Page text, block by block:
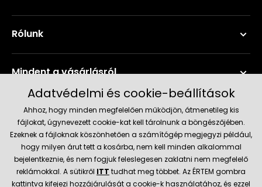
Rólunk
Mindent a vásárlásról
Szerviz és támogatás
Aktuális információk
Adatvédelmi és cookie-beállítások
Ahhoz, hogy minden megfelelően működjön, átmenetileg kis
fájlokat, úgynevezett cookie-kat kell tárolnunk a böngészőjében.
Ezeknek a fájloknak köszönhetően a számítógép megjegyzi például,
hogy milyen árut tett a kosárba, nem kell minden alkalommal
bejelentkeznie, és nem fogjuk feleslegesen zaklatni nem megfelelő
reklámokkal. A sütikről ITT tudhat meg többet. Az ÉRTEM gombra
kattintva kifejezi hozzájárulását a cookie-k használatához, és ezzel